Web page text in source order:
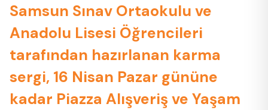
Samsun Sınav Ortaokulu ve
Anadolu Lisesi Öğrencileri
tarafından hazırlanan karma
sergi, 16 Nisan Pazar gününe
kadar Piazza Alışveriş ve Yaşam